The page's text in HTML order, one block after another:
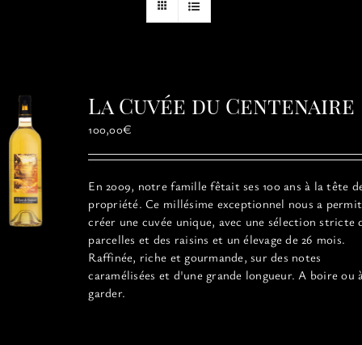
La Cuvée du Centenaire
100,00€
En 2009, notre famille fêtait ses 100 ans à la tête
propriété. Ce millésime exceptionnel nous a
créer une cuvée unique, avec une sélection stricte
parcelles et des raisins et un élevage de 26 mois.
Raffinée, riche et gourmande, sur des notes
caramélisées et d'une grande longueur. A boire ou
garder.